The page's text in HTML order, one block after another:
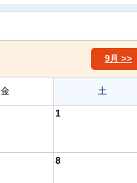
9月 >>
金 土
1
8